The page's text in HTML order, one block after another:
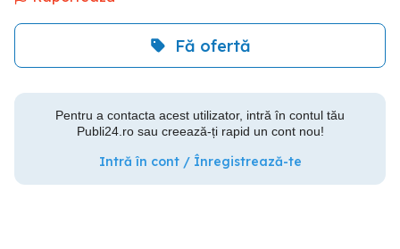
Fă ofertă
Pentru a contacta acest utilizator, intră în contul tău
Publi24.ro sau creează-ți rapid un cont nou!
Intră în cont / Înregistrează-te